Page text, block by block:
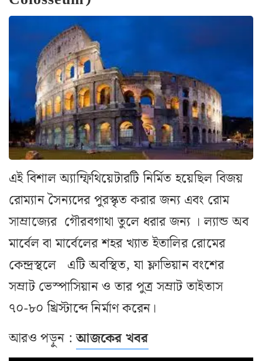
এই বিশাল অ্যাম্ফিথিয়েটারটি নির্মিত হয়েছিল বিজয়
রোম্যান সৈন্যদের পুরস্কৃত করার জন্য এবং রোম
সাম্রাজ্যের গৌরবগাথা তুলে ধরার জন্য । ল্যান্ড অব
মার্বেল বা মার্বেলের শহর খ্যাত ইতালির রোমের
কেন্দ্রস্থলে এটি অবস্থিত, যা ফ্লাভিয়ান বংশের
সম্রাট ভেস্পাসিয়ান ও তার পুত্র সম্রাট তাইতাস
৭০-৮০ খ্রিস্টাব্দে নির্মাণ করেন।
আরও পড়ুন :আজকের খবর